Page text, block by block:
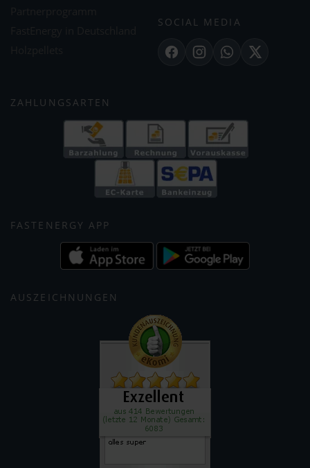
SOCIAL MEDIA
FacebookInstagramWhatsApp
X
ZAHLUNGSARTEN
FASTENERGY APP
AUSZEICHNUNGEN